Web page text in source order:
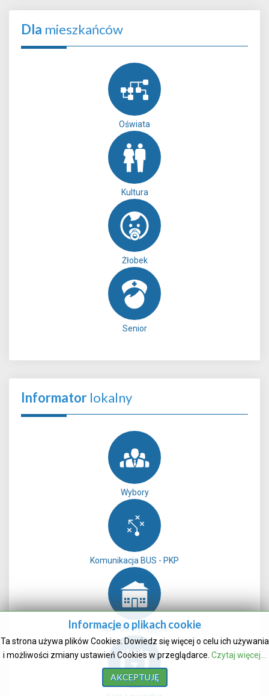
Dla mieszkańców
Oświata
Kultura
Żłobek
Senior
Informator lokalny
Wybory
Komunikacja BUS - PKP
Sale do wynajęcia
Informacje o plikach cookie
Ta strona używa plików Cookies. Dowiedz się więcej o celu ich używania
i możliwości zmiany ustawień Cookies w przeglądarce. Czytaj więcej...
AKCEPTUJĘ